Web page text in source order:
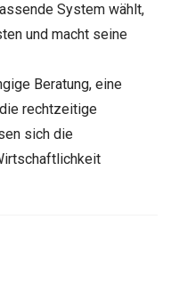
System wählt,
und macht seine
Beratung, eine
rechtzeitige
sich die